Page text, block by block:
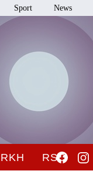
Sport News
RKH RSO